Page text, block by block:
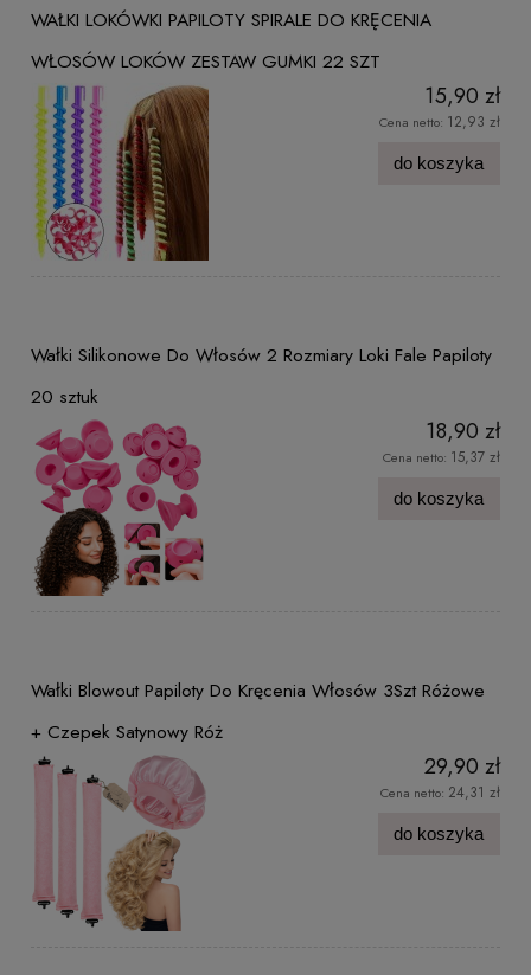
WAŁKI LOKÓWKI PAPILOTY SPIRALE DO KRĘCENIA
WŁOSÓW LOKÓW ZESTAW GUMKI 22 SZT
15,90 zł
Cena netto: 12,93 zł
do koszyka
Wałki Silikonowe Do Włosów 2 Rozmiary Loki Fale Papiloty
20 sztuk
18,90 zł
Cena netto: 15,37 zł
do koszyka
Wałki Blowout Papiloty Do Kręcenia Włosów 3Szt Różowe
+ Czepek Satynowy Róż
29,90 zł
Cena netto: 24,31 zł
do koszyka